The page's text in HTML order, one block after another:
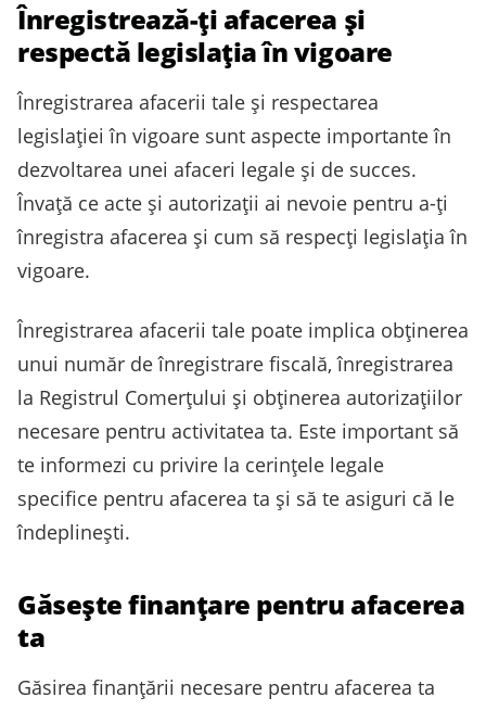
Înregistrează-ți afacerea și
respectă legislația în vigoare
Înregistrarea afacerii tale și respectarea
legislației în vigoare sunt aspecte importante în
dezvoltarea unei afaceri legale și de succes.
Învață ce acte și autorizații ai nevoie pentru a-ți
înregistra afacerea și cum să respecți legislația în
vigoare.
Înregistrarea afacerii tale poate implica obținerea
unui număr de înregistrare fiscală, înregistrarea
la Registrul Comerțului și obținerea autorizațiilor
necesare pentru activitatea ta. Este important să
te informezi cu privire la cerințele legale
specifice pentru afacerea ta și să te asiguri că le
îndeplinești.
Găsește finanțare pentru afacerea
ta
Găsirea finanțării necesare pentru afacerea ta